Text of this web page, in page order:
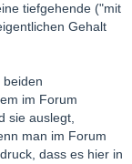
tiefgehende ("mit
Gehalt
beiden
im Forum
sie auslegt,
man im Forum
dass es hier in